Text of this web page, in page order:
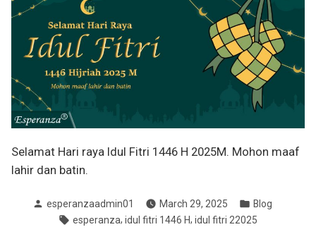
Selamat Hari raya Idul Fitri 1446 H 2025M. Mohon maaf
lahir dan batin.
Posted
esperanzaadmin01 March 29, 2025
Posted
in
Blog
Tags:
esperanza, idul fitri 1446 H, idul fitri 22025